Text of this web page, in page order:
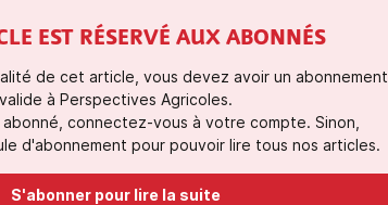
EST RÉSERVÉ AUX ABONNÉS
de cet article, vous devez avoir un abonnement
valide à Perspectives Agricoles.
connectez-vous à votre compte. Sinon,
d'abonnement pour pouvoir lire tous nos articles.
S'abonner pour lire la suite